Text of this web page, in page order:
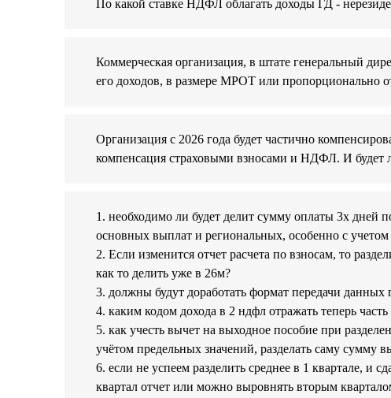
По какой ставке НДФЛ облагать доходы ГД -
Коммерческая организация, в штате генеральный
его доходов, в размере МРОТ или пропорционально
Организация с 2026 года будет частично
компенсация страховыми взносами и НДФЛ. И
1. необходимо ли будет делит сумму оплаты 3х дней
основных выплат и региональных, особенно с учетом
2. Если изменится отчет расчета по взносам, то
как то делить уже в 26м?
3. должны будут доработать формат передачи
4. каким кодом дохода в 2 ндфл отражать теперь
5. как учесть вычет на выходное пособие при
учётом предельных значений, разделать саму сумму
6. если не успеем разделить среднее в 1 квартале, и
квартал отчет или можно выровнять вторым